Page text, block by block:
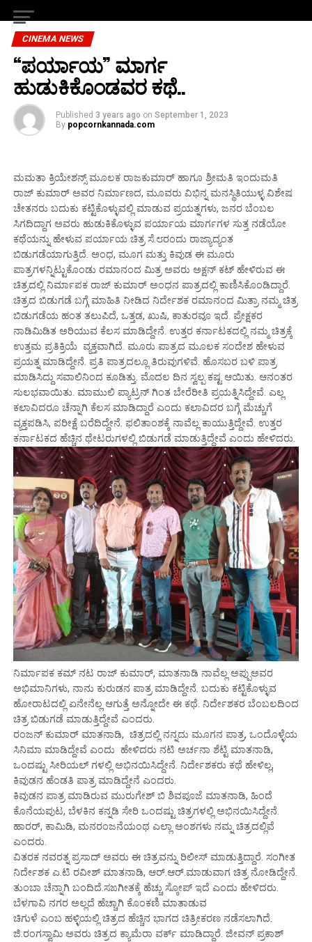
CINEMA NEWS
“ಪರ್ಯಾಯ” ಮಾರ್ಗ
ಹುಡುಕಿಕೊಂಡವರ ಕಥೆ..
Published 3 years ago on September 1, 2023
By popcornkannada.com
ಮಮತಾ ಕ್ರಿಯೇಶನ್ಸ್ ಮೂಲಕ ರಾಜಕುಮಾರ್ ಹಾಗೂ ಶ್ರೀಮತಿ ಇಂದುಮತಿ
ರಾಜ್ ಕುಮಾರ್ ಅವರ ನಿರ್ಮಾಣದ, ಮೂವರು ವಿಭಿನ್ನ ಮನಸ್ಥಿತಿಯುಳ್ಳ ವಿಶೇಷ
ಚೇತನರು ಬದುಕು ಕಟ್ಟಿಕೊಳ್ಳುವಲ್ಲಿ ಮಾಡುವ ಪ್ರಯತ್ನಗಳು, ಜನರ ಬೆಂಬಲ
ಸಿಗದಿದ್ದಾಗ ಅವರು ಹುಡುಕಿಕೊಳ್ಳುವ ಪರ್ಯಾಯ ಮಾರ್ಗಗಳ ಸುತ್ತ ನಡೆಯೋ
ಕಥೆಯನ್ನು ಹೇಳುವ ಪರ್ಯಾಯ ಚಿತ್ರ ಸೆ.೮ರಂದು ರಾಜ್ಯಾದ್ಯಂತ
ಬಿಡುಗಡೆಯಾಗುತ್ತಿದೆ. ಅಂಧ, ಮೂಗ ಮತ್ತು ಕಿವುಡ ಈ ಮೂರು
ಪಾತ್ರಗಳನ್ನಿಟ್ಟುಕೊಂಡು ರಮಾನಂದ ಮಿತ್ರ ಅವರು ಅಕ್ಷನ್ ಕಟ್ ಹೇಳಿರುವ ಈ
ಚಿತ್ರದಲ್ಲಿ ನಿರ್ಮಾಪಕ ರಾಜ್ ಕುಮಾರ್ ಅಂಧನ ಪಾತ್ರದಲ್ಲಿ ಕಾಣಿಸಿಕೊಂಡಿದ್ದಾರೆ.
ಚಿತ್ರದ ಬಿಡುಗಡೆ ಬಗ್ಗೆ ಮಾಹಿತಿ ನೀಡಿದ ನಿರ್ದೇಶಕ ರಮಾನಂದ ಮಿತ್ರಾ ನಮ್ಮ ಚಿತ್ರ
ಬಿಡುಗಡೆಯ ಹಂತ ತಲುಪಿದೆ, ಒತ್ತಡ, ಖುಷಿ, ಕಾತುರವೂ ಇದೆ.‌ ಪ್ರೇಕ್ಷಕರ
ನಾಡಿಮಿಡಿತ ಅರಿಯುವ ಕೆಲಸ ಮಾಡಿದ್ದೇನೆ. ಉತ್ತರ ಕರ್ನಾಟಕದಲ್ಲಿ ನಮ್ಮ ಚಿತ್ರಕ್ಕೆ
ಉತ್ತಮ‌ ಪ್ರತಿಕ್ರಿಯೆ ವ್ಯಕ್ತವಾಗಿದೆ. ಮೂರು ಪಾತ್ರದ ಮೂಲಕ ಸಂದೇಶ ಹೇಳುವ
ಪ್ರಯತ್ನ ಮಾಡಿದ್ದೇನೆ. ಪ್ರತಿ ಪಾತ್ರದಲ್ಲೂ ತಿರುವುಗಳಿವೆ. ಹೊಸಬರ ಬಳಿ ಪಾತ್ರ
ಮಾಡಿಸಿದ್ದು ಸವಾಲಿನಿಂದ ಕೂಡಿತ್ತು. ಮೊದಲ ದಿನ ಸ್ವಲ್ಪ ಕಷ್ಟ ಆಯಿತು. ಆನಂತರ
ಸುಲಭವಾಯಿತು. ಮಾಮುಲಿ ಪ್ಯಾಟ್ರನ್ ಗಿಂತ ಬೇರೆರೀತಿ ಪ್ರಯತ್ನಿಸಿದ್ದೇವೆ. ಎಲ್ಲ
ಕಲಾವಿದರೂ ಚೆನ್ನಾಗಿ ಕೆಲಸ ಮಾಡಿದ್ದಾರೆ ಎಂದು ಕಲಾವಿದರ ಬಗ್ಗೆ ಮೆಚ್ಚುಗೆ
ವ್ಯಕ್ತಪಡಿಸಿ, ಪರೀಕ್ಷೆ ಬರೆದಿದ್ದೇನೆ. ಫಲಿತಾಂಶಕ್ಕೆ ನಾವೆಲ್ಲ ಕಾಯುತ್ತಿದ್ದೇವೆ. ಉತ್ತರ
ಕರ್ನಾಟಕದ ಹೆಚ್ಚಿನ ಥೇಟರುಗಳಲ್ಲಿ ಬಿಡುಗಡೆ ಮಾಡುತ್ತಿದ್ದೇವೆ ಎಂದು ಹೇಳಿದರು.
ನಿರ್ಮಾಪಕ ಕಮ್ ನಟ ರಾಜ್ ಕುಮಾರ್, ಮಾತನಾಡಿ ನಾವೆಲ್ಲ ಅಪ್ಪುಅವರ
ಅಭಿಮಾನಿ‌ಗಳು, ನಾನು ಕುರುಡನ ಪಾತ್ರ ಮಾಡಿದ್ದೇನೆ.‌ ಬದುಕು ಕಟ್ಟಿಕೊಳ್ಳುವ
ಹೋರಾಟದಲ್ಲಿ ಏನೇನೆಲ್ಲ ಆಗುತ್ತೆ ಅನ್ನೋದೇ ಈ ಕಥೆ. ನಿರ್ದೇಶಕರ ಬೆಂಬಲದಿಂದ
ಚಿತ್ರ ಬಿಡುಗಡೆ ಮಾಡುತ್ತಿದ್ದೇವೆ ಎಂದರು.
ರಂಜನ್ ಕುಮಾರ್ ಮಾತನಾಡಿ, ಚಿತ್ರದಲ್ಲಿ ನನ್ನದು ಮೂಗನ ಪಾತ್ರ, ಒಂದೊಳ್ಳೆಯ
ಸಿನಿಮಾ‌ ಮಾಡಿದ್ದೇವೆ ಎಂದು ಹೇಳಿದರು‌ ನಟಿ ಅರ್ಚನಾ ಶೆಟ್ಟಿ ಮಾತನಾಡಿ,
ಒಂದಷ್ಟು ಸೀರಿಯಲ್ ಗಳಲ್ಲಿ ಅಭಿನಯಿಸಿದ್ದೇನೆ. ನಿರ್ದೇಶಕರು ಕಥೆ ಹೇಳಿಲ್ಲ‌‌,
ಕಿವುಡನ ಹೆಂಡತಿ ಪಾತ್ರ ಮಾಡಿದ್ದೇನೆ ಎಂದರು.
ಕಿವುಡನ ಪಾತ್ರ ಮಾಡಿರುವ ಮುರುಗೇಶ್ ಬಿ ಶಿವಪೂಜೆ ಮಾತನಾಡಿ, ಹಿಂದೆ
ಕೊನೆಯಪುಟ, ಬೆಳಕಿನ ಕನ್ನಡಿ ಸೇರಿ ಒಂದಷ್ಟು ಚಿತ್ರಗಳಲ್ಲಿ ಅಭಿನಯಿಸಿದ್ದೇನೆ.
ಹಾರರ್, ಕಾಮಿಡಿ, ಮನರಂಜನೆಯಂಥ ಎಲ್ಲಾ ಅಂಶಗಳು ನಮ್ನ ಚಿತ್ರದಲ್ಲಿವೆ
ಎಂದರು.
ವಿತರಕ ನವರತ್ನ ಪ್ರಸಾದ್ ಅವರು ಈ ಚಿತ್ರವನ್ನು ರಿಲೀಸ್ ಮಾಡುತ್ತಿದ್ದಾರೆ. ಸಂಗೀತ
ನಿರ್ದೇಶಕ ಎ.ಟಿ ರವೀಶ್ ಮಾತನಾಡಿ, ಆರ್.ಆರ್.ಮಾಡುವಾಗ ಚಿತ್ರ ನೋಡಿದ್ದೇನೆ.
ತುಂಬಾ ಚೆನ್ನಾಗಿ ಬಂದಿದೆ.ಸಙಗೀತಕ್ಕೆ ಹೆಚ್ಚು ಸ್ಕೋಪ್ ಇದೆ‌ ಎಂದು ಹೇಳಿದರು.
ಬೆಳಗಾವಿ ನಗರ ಅಲ್ಲದೆ ಹೆಚ್ಚಾಗಿ ಕೊಂಕಣಿ ಮಾತಾಡುವ
ಚಿಗುಳೆ ಎಂಬ ಹಳ್ಳಿಯಲ್ಲಿ ಚಿತ್ರದ ಹೆಚ್ಚಿನ ಭಾಗದ ಚಿತ್ರೀಕರಣ ನಡೆಸಲಾಗಿದೆ.
ಜಿ.ರಂಗಸ್ವಾಮಿ ಅವರು ಚಿತ್ರದ ಕ್ಯಾಮೆರಾ ವರ್ಕ್ ಮಾಡಿದ್ದಾರೆ. ಜೀವನ್ ಪ್ರಕಾಶ್